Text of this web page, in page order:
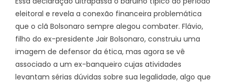
eleitoral e revela a conexão financeira problemática
que o clã Bolsonaro sempre alegou combater. Flávio,
filho do ex-presidente Jair Bolsonaro, construiu uma
imagem de defensor da ética, mas agora se vê
associado a um ex-banqueiro cujas atividades
levantam sérias dúvidas sobre sua legalidade, algo que